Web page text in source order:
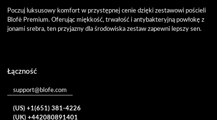
Poczuj luksusowy komfort w przystępnej cenie dzięki zestawowi pościeli
Blofè Premium. Oferując miękkość, trwałość i antybakteryjną powłokę z
jonami srebra, ten przyjazny dla środowiska zestaw zapewni lepszy sen.
Łączność
support@blofe.com
(US) +1(651) 381-4226
(UK) +442080891401